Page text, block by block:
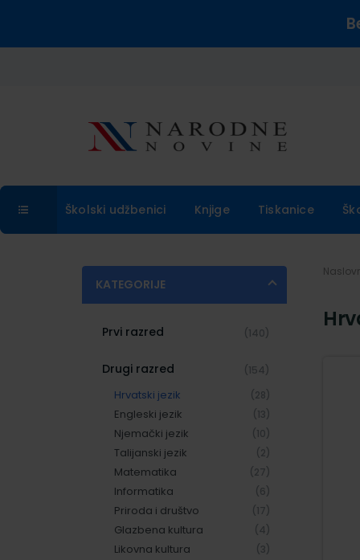
Školski udžbenici Knjige Tiskanice
KATEGORIJE
Prvi razred (140)
Drugi razred (154)
Hrvatski jezik (28)
Engleski jezik (13)
Njemački jezik (10)
Talijanski jezik (2)
Matematika (27)
Informatika (6)
Priroda i društvo (17)
Glazbena kultura (4)
Likovna kultura (3)